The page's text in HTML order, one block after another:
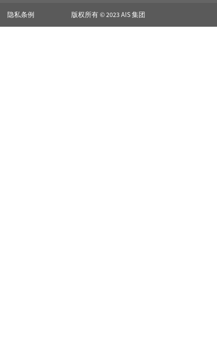
隐私条例 版权所有 © 2023 AIS 集团